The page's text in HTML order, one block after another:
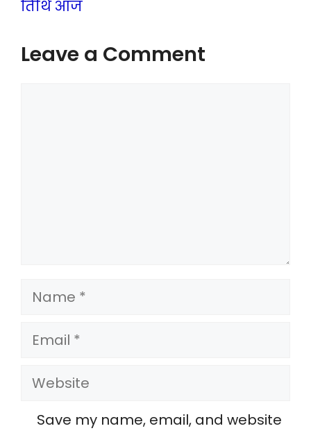
तिथि आज
Leave a Comment
Name
Email
Website
Save my name, email, and website